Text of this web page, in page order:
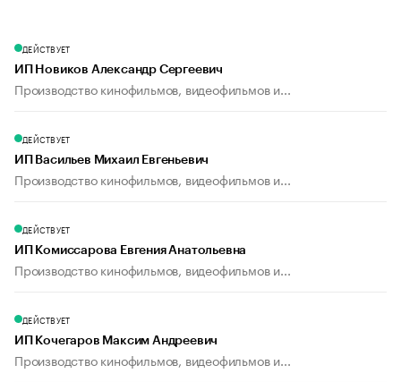
ДЕЙСТВУЕТ
ИП Новиков Александр Сергеевич
Производство кинофильмов, видеофильмов и...
ДЕЙСТВУЕТ
ИП Васильев Михаил Евгеньевич
Производство кинофильмов, видеофильмов и...
ДЕЙСТВУЕТ
ИП Комиссарова Евгения Анатольевна
Производство кинофильмов, видеофильмов и...
ДЕЙСТВУЕТ
ИП Кочегаров Максим Андреевич
Производство кинофильмов, видеофильмов и...